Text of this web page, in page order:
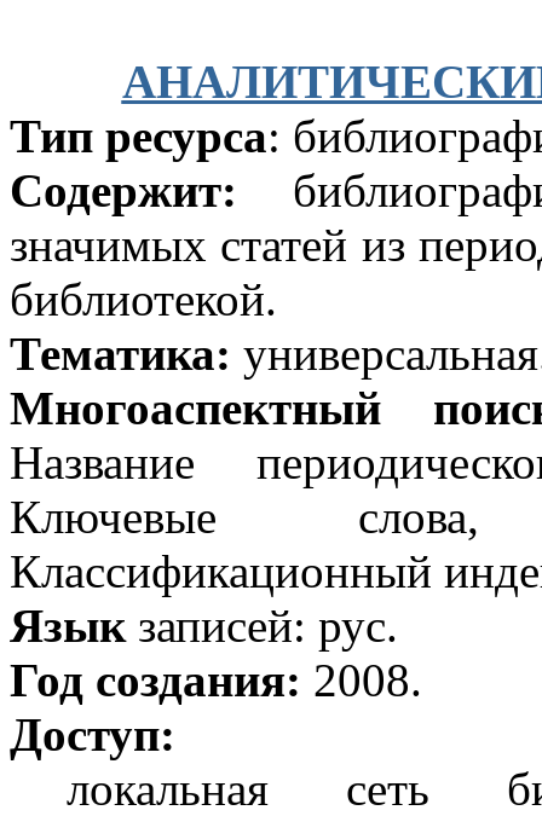
Тип ресурса:
Содержит:
значимых статей из
библиотекой.
Тематика:
Многоаспектный
Название
Ключевые слова,
Классификационный
Язык записей: рус.
Год создания: 2008.
Доступ:
локальная сеть